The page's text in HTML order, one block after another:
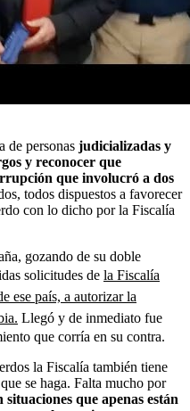
de personas judicializadas y
y reconocer que
que involucró a dos
todos dispuestos a favorecer
con lo dicho por la Fiscalía
gozando de su doble
solicitudes de la Fiscalía
ese país, a autorizar la
Llegó y de inmediato fue
que corría en su contra.
la Fiscalía también tiene
se haga. Falta mucho por
situaciones que apenas están